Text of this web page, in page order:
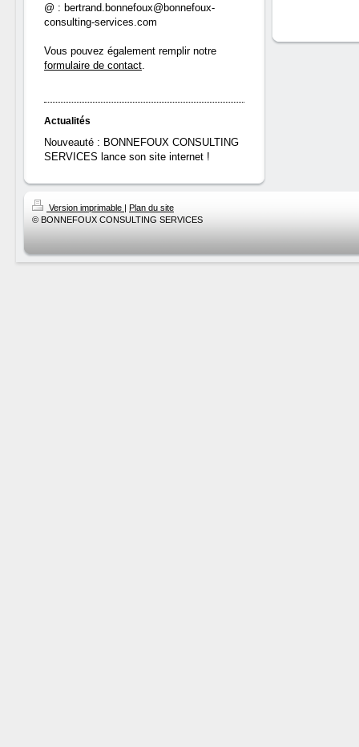
@ : bertrand.bonnefoux@bonnefoux-
consulting-services.com
Vous pouvez également remplir notre
formulaire de contact.
Actualités
Nouveauté : BONNEFOUX CONSULTING
SERVICES lance son site internet !
Version imprimable | Plan du site
© BONNEFOUX CONSULTING SERVICES